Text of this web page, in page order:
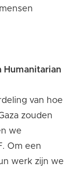
Humanitarian
van hoe
zouden
we
Om een
werk zijn we